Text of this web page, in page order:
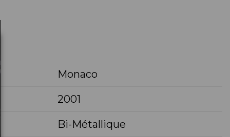
Monaco
2001
Bi-Métallique